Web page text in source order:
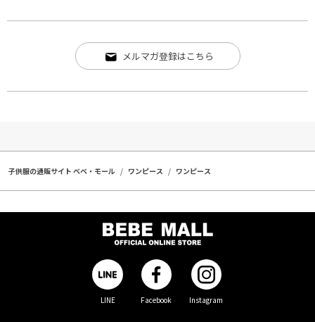
メルマガ登録はこちら
子供服の通販サイト ベベ・モール ワンピース ワンピース
LINE Facebook Instagram